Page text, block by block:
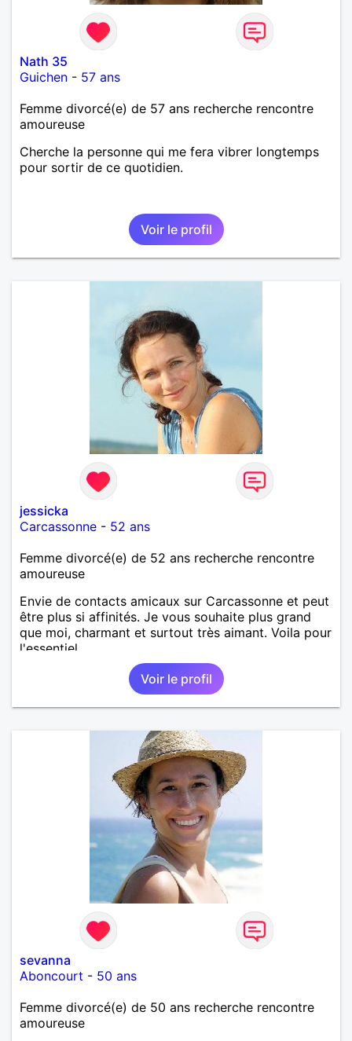
Nath 35
Guichen - 57 ans
Femme divorcé(e) de 57 ans recherche rencontre
amoureuse
Cherche la personne qui me fera vibrer longtemps
pour sortir de ce quotidien.
Voir le profil
jessicka
Carcassonne - 52 ans
Femme divorcé(e) de 52 ans recherche rencontre
amoureuse
Envie de contacts amicaux sur Carcassonne et peut
être plus si affinités. Je vous souhaite plus grand
que moi, charmant et surtout très aimant. Voila pour
l'essentiel.
Voir le profil
sevanna
Aboncourt - 50 ans
Femme divorcé(e) de 50 ans recherche rencontre
amoureuse